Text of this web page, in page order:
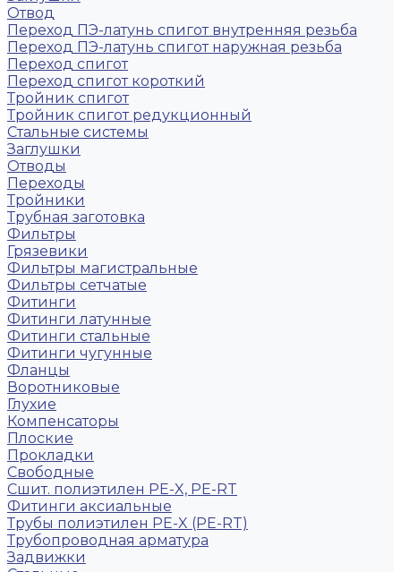
Отвод
Переход ПЭ-латунь спигот внутренняя резьба
Переход ПЭ-латунь спигот наружная резьба
Переход спигот
Переход спигот короткий
Тройник спигот
Тройник спигот редукционный
Стальные системы
Заглушки
Отводы
Переходы
Тройники
Трубная заготовка
Фильтры
Грязевики
Фильтры магистральные
Фильтры сетчатые
Фитинги
Фитинги латунные
Фитинги стальные
Фитинги чугунные
Фланцы
Воротниковые
Глухие
Компенсаторы
Плоские
Прокладки
Свободные
Сшит. полиэтилен PE-X, PE-RT
Фитинги аксиальные
Трубы полиэтилен PE-X (PE-RT)
Трубопроводная арматура
Задвижки